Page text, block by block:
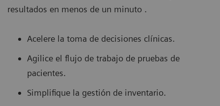
resultados en menos de un minuto .
Acelere la toma de decisiones clínicas.
Agilice el flujo de trabajo de pruebas de
pacientes.
Simplifique la gestión de inventario.